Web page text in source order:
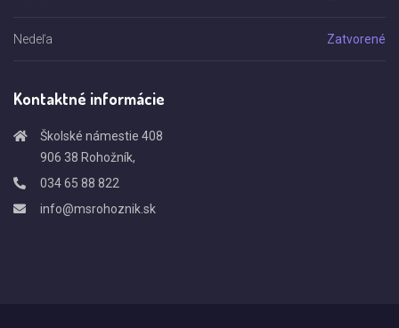
Nedeľa Zatvorené
Kontaktné informácie
Školské námestie 408
906 38 Rohožník,
034 65 88 822
info@msrohoznik.sk